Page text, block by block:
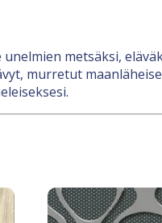
metsäksi,
murretut